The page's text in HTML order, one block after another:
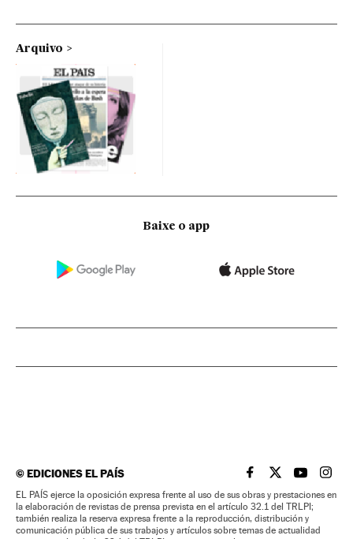
Arquivo
Baixe o app
©EDICIONES EL PAÍS EL PAÍS BRASIL EN
EL PAÍSEL PAÍS
EL
EL PAÍS ejerce la oposición expresa frente al uso de sus obras y prestaciones en
la elaboración de revistas de prensa prevista en el artículo 32.1 del TRLPI;
también realiza la reserva expresa frente a la reproducción, distribución y
comunicación pública de sus trabajos y artículos sobre temas de actualidad